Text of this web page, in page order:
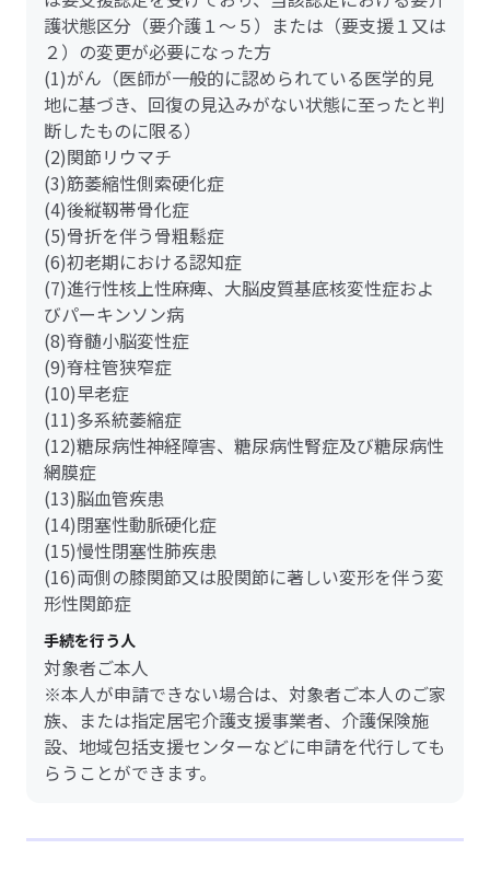
護状態区分（要介護１～５）または（要支援１又は
２）の変更が必要になった方
(1)がん（医師が一般的に認められている医学的見
地に基づき、回復の見込みがない状態に至ったと判
断したものに限る）
(2)関節リウマチ
(3)筋萎縮性側索硬化症
(4)後縦靱帯骨化症
(5)骨折を伴う骨粗鬆症
(6)初老期における認知症
(7)進行性核上性麻痺、大脳皮質基底核変性症およ
びパーキンソン病
(8)脊髄小脳変性症
(9)脊柱管狭窄症
(10)早老症
(11)多系統萎縮症
(12)糖尿病性神経障害、糖尿病性腎症及び糖尿病性
網膜症
(13)脳血管疾患
(14)閉塞性動脈硬化症
(15)慢性閉塞性肺疾患
(16)両側の膝関節又は股関節に著しい変形を伴う変
形性関節症
手続を行う人
対象者ご本人
※本人が申請できない場合は、対象者ご本人のご家
族、または指定居宅介護支援事業者、介護保険施
設、地域包括支援センターなどに申請を代行しても
らうことができます。